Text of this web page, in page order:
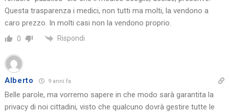
Questa trasparenza i medici, non tutti ma molti, la vendono a
caro prezzo. In molti casi non la vendono proprio.
0 Rispondi
Alberto 9 anni fa
Belle parole, ma vorremo sapere in che modo sarà garantita la
privacy di noi cittadini, visto che qualcuno dovrà gestire tutte le